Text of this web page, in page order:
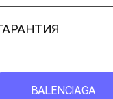
BALENCIAGA